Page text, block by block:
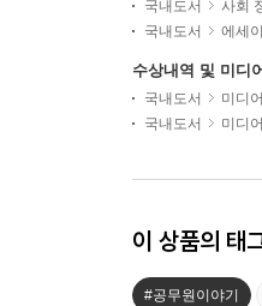
국내도서
사회
국내도서
에세이
수상내역 및 미디
국내도서 미디
국내도서
미디
이 상품의 태
#공무원이야기